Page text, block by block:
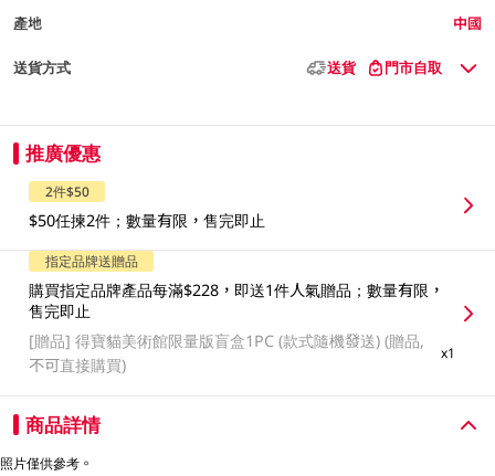
產地 中國
送貨方式 送貨 門市自取
推廣優惠
2件$50
$50任揀2件；數量有限，售完即止
指定品牌送贈品
購買指定品牌產品每滿$228，即送1件人氣贈品；數量有限，
售完即止
[贈品]得寶貓美術館限量版盲盒1PC (款式隨機發送) (贈品,
不可直接購買)
x1
商品詳情
照片僅供參考。